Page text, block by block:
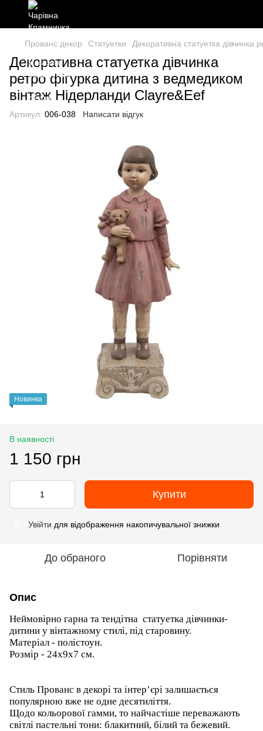
Прованс декор Статуетки Декоративна статуетка
Декоративна статуетка дівчинка
ретро фігурка дитина з ведмедиком
вінтаж Нідерланди Clayre&Eef
Артикул: 006-038 Написати відгук
Новинка
В наявності
1 150 грн
Купити
Увійти для відображення накопичувальної знижки
До обраного Порівняти
Опис
Неймовірно гарна та тендітна статуетка дівчинки-
дитини у вінтажному стилі, під старовину.
Матеріал - полістоун.
Розмір - 24х9х7 см.
Стиль Прованс в декорі та інтер’єрі залишається
популярною вже не одне десятиліття.
Щодо кольорової гамми, то найчастіше переважають
світлі пастельні тони: блакитний, білий та бежевий.